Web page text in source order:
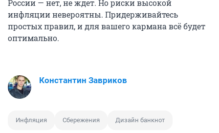
России — нет, не ждет. Но риски высокой
инфляции невероятны. Придерживайтесь
простых правил, и для вашего кармана всё будет
оптимально.
Константин Завриков
Инфляция Сбережения Дизайн банкнот